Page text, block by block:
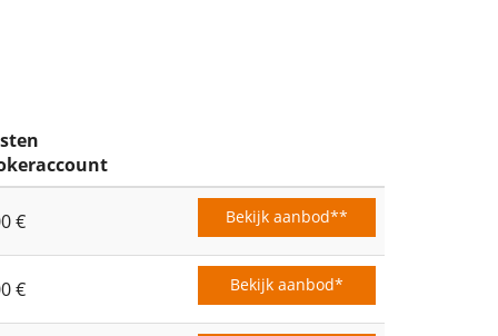
€ Bekijk aanbod**
€ Bekijk aanbod*